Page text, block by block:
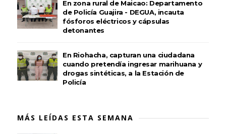
En zona rural de Maicao: Departamento
de Policía Guajira - DEGUA, incauta
fósforos eléctricos y cápsulas
detonantes
En Riohacha, capturan una ciudadana
cuando pretendía ingresar marihuana y
drogas sintéticas, a la Estación de
Policía
MÁS LEÍDAS ESTA SEMANA